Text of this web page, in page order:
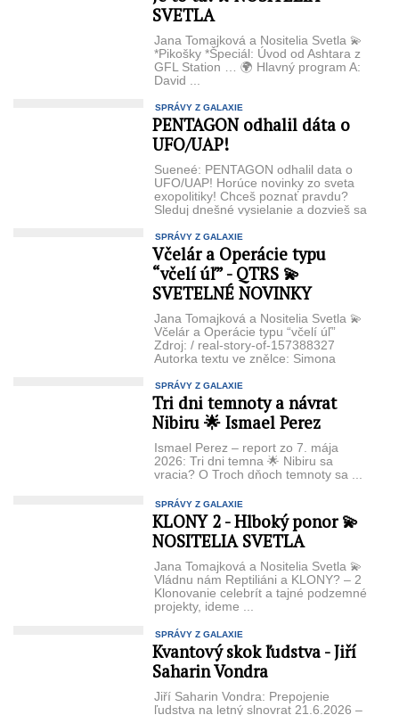
SVETLA
Jana Tomajková a Nositelia Svetla 💫
*Pikošky *Špeciál: Úvod od Ashtara z
GFL Station … 🌍 Hlavný program A:
David ...
SPRÁVY Z GALAXIE
PENTAGON odhalil dáta o
UFO/UAP!
Sueneé: PENTAGON odhalil data o
UFO/UAP! Horúce novinky zo sveta
exopolitiky! Chceš poznať pravdu?
Sleduj dnešné vysielanie a dozvieš sa
SPRÁVY Z GALAXIE
Včelár a Operácie typu
“včelí úľ” - QTRS 💫
SVETELNÉ NOVINKY
Jana Tomajková a Nositelia Svetla 💫
Včelár a Operácie typu “včelí úľ”
Zdroj: / real-story-of-157388327
Autorka textu ve znělce: Simona
SPRÁVY Z GALAXIE
Tri dni temnoty a návrat
Nibiru 🌟 Ismael Perez
Ismael Perez – report zo 7. mája
2026: Tri dni temna 🌟 Nibiru sa
vracia? O Troch dňoch temnoty sa ...
SPRÁVY Z GALAXIE
KLONY 2 - Hlboký ponor 💫
NOSITELIA SVETLA
Jana Tomajková a Nositelia Svetla 💫
Vládnu nám Reptiliáni a KLONY? – 2
Klonovanie celebrít a tajné podzemné
projekty, ideme ...
SPRÁVY Z GALAXIE
Kvantový skok ľudstva - Jiří
Saharin Vondra
Jiří Saharin Vondra: Prepojenie
ľudstva na letný slnovrat 21.6.2026 –